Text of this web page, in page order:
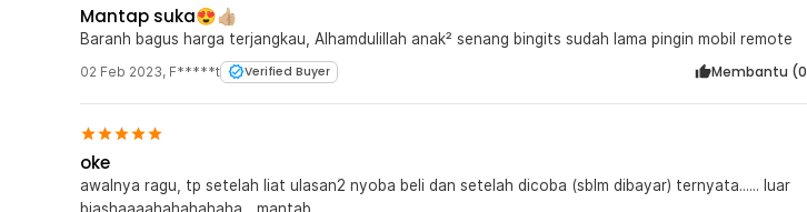
Mantap suka😍👍🏼
Baranh bagus harga terjangkau, Alhamdulillah anak² senang bingits sudah lama pingin mobil remote
02 Feb 2023, F*****t Verified Buyer Membantu (0
oke
awalnya ragu, tp setelah liat ulasan2 nyoba beli dan setelah dicoba (sblm dibayar) ternyata...... luar
biashaaaahahahahaha... mantab..